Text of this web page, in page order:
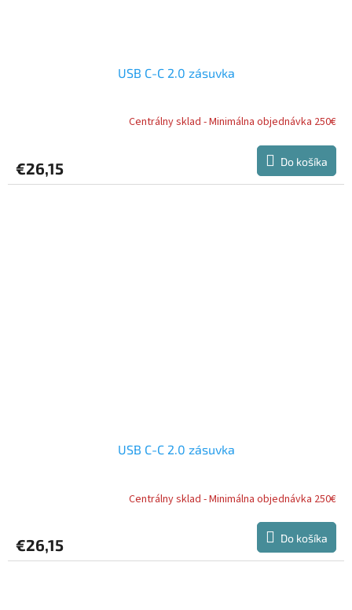
USB C-C 2.0 zásuvka
Centrálny sklad - Minimálna objednávka 250€
€26,15 Do košíka
USB C-C 2.0 zásuvka
Centrálny sklad - Minimálna objednávka 250€
€26,15 Do košíka